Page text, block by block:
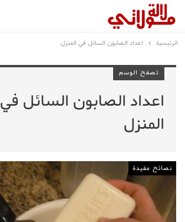
الرئيسية اعداد الصابون السائل في المنزل
تصفح الوسم
اعداد الصابون السائل في
المنزل
نصائح مفيدة